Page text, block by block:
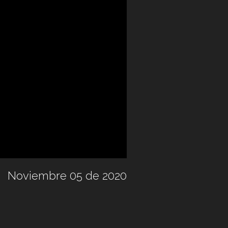
Noviembre 05 de 2020